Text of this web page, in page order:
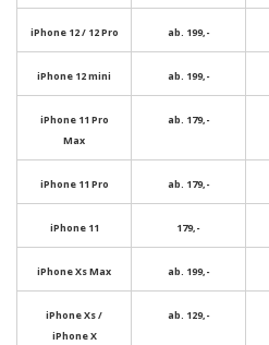
iPhone 12 / 12 Pro ab. 199,-
iPhone 12 mini ab. 199,-
iPhone 11 Pro
Max
ab. 179,-
iPhone 11 Pro ab. 179,-
iPhone 11 179,-
iPhone Xs Max ab. 199,-
iPhone Xs /
iPhone X
ab. 129,-